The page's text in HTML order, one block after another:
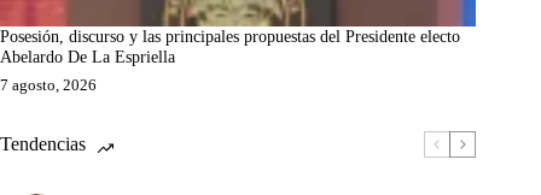
Posesión, discurso y las principales propuestas del Presidente electo
Abelardo De La Espriella
7 agosto, 2026
Tendencias